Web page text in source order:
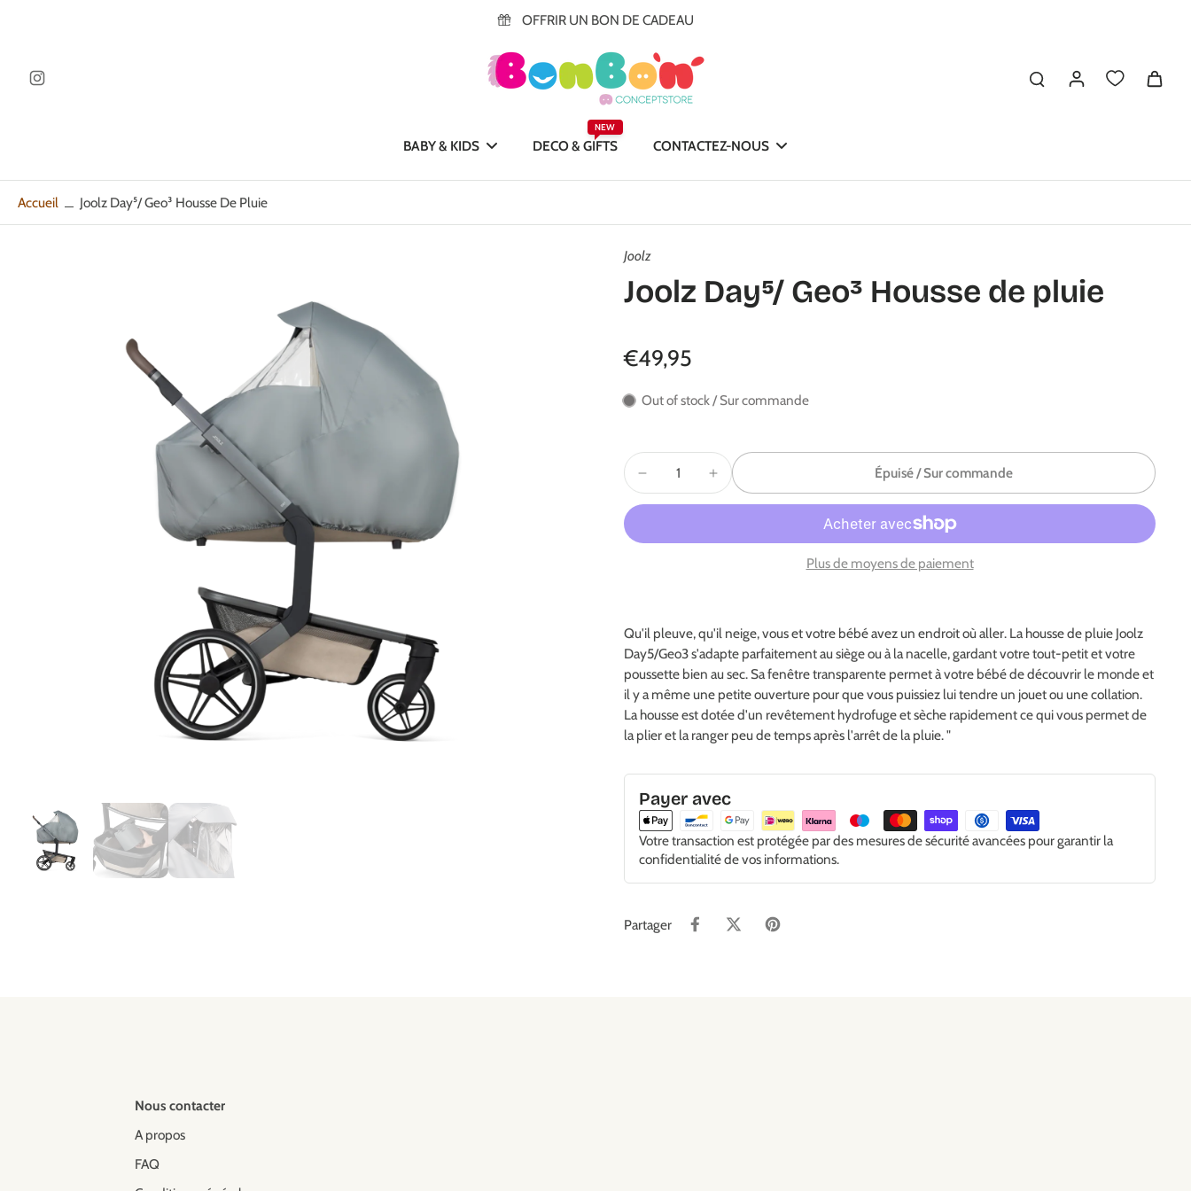
OFFRIR UN BON DE CADEAU
BABY & KIDS DECO & GIFTS
NEW
CONTACTEZ-NOUS
Accueil Joolz Day⁵/ Geo³ Housse De Pluie
Joolz
Joolz Day⁵/ Geo³ Housse de pluie
€49,95
Out of stock / Sur commande
Épuisé / Sur commande
Plus de moyens de paiement
Qu'il pleuve, qu'il neige, vous et votre bébé avez un endroit où aller. La housse de pluie Joolz
Day5/Geo3 s'adapte parfaitement au siège ou à la nacelle, gardant votre tout-petit et votre
poussette bien au sec. Sa fenêtre transparente permet à votre bébé de découvrir le monde et
il y a même une petite ouverture pour que vous puissiez lui tendre un jouet ou une collation.
La housse est dotée d'un revêtement hydrofuge et sèche rapidement ce qui vous permet de
la plier et la ranger peu de temps après l'arrêt de la pluie. "
Payer avec
Votre transaction est protégée par des mesures de sécurité avancées pour garantir la
confidentialité de vos informations.
Partager
Nous contacter
A propos
FAQ